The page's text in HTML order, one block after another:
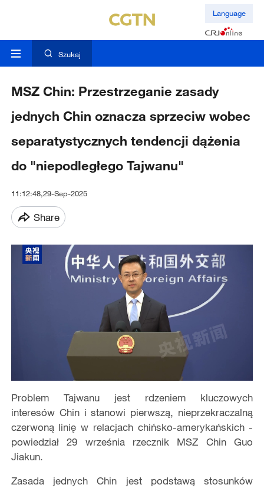
Language
Szukaj
MSZ Chin: Przestrzeganie zasady
jednych Chin oznacza sprzeciw wobec
separatystycznych tendencji dążenia
do "niepodległego Tajwanu"
11:12:48,29-Sep-2025
Share
Problem Tajwanu jest rdzeniem kluczowych
interesów Chin i stanowi pierwszą, nieprzekraczalną
czerwoną linię w relacjach chińsko-amerykańskich -
powiedział 29 września rzecznik MSZ Chin Guo
Jiakun.
Zasada jednych Chin jest podstawą stosunków